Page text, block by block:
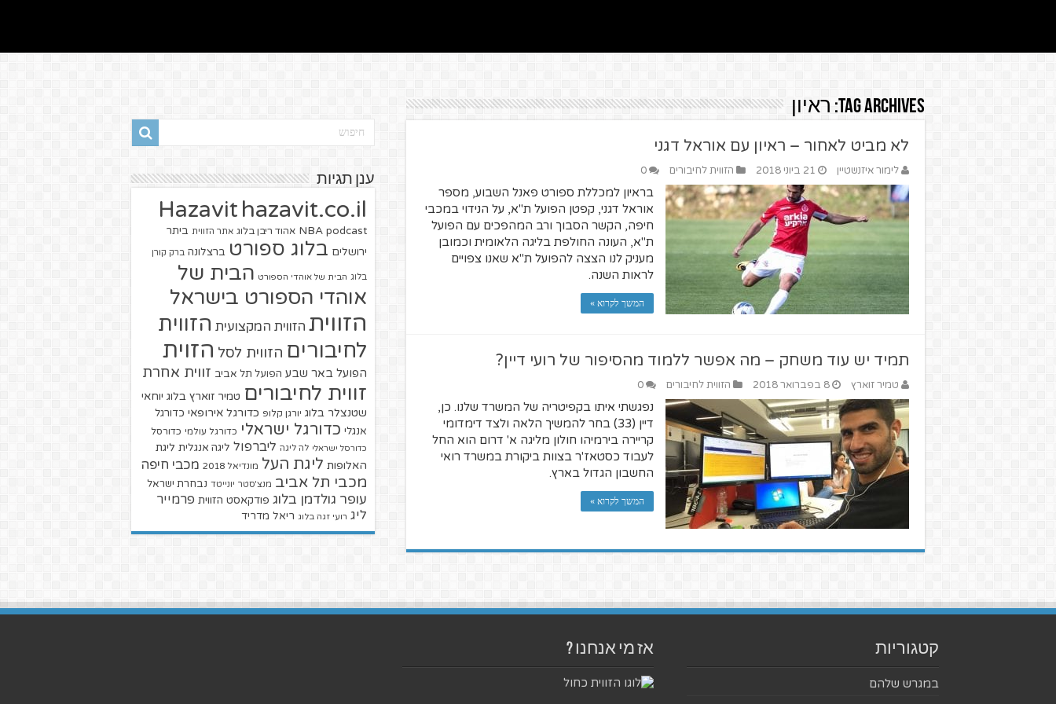
Tag Archives: ראיון
לא מביט לאחור – ראיון עם אוראל דגני
לימור איזנשטיין 21 ביוני 2018 הזווית לחיבורים 0
בראיון למכללת ספורט פאנל השבוע, מספר
אוראל דגני, קפטן הפועל ת"א, על הנידוי במכבי
חיפה, הקשר הסבוך ורב המהפכים עם הפועל
ת"א, העונה החולפת בליגה הלאומית וכמובן
מעניק לנו הצצה להפועל ת"א שאנו צפויים
לראות השנה.
המשך לקרוא »
תמיד יש עוד משחק – מה אפשר ללמוד מהסיפור של רועי דיין?
טמיר זוארץ 8 בפברואר 2018 הזווית לחיבורים 0
נפגשתי איתו בקפיטריה של המשרד שלנו. כן,
דיין (33) בחר להמשיך הלאה ולצד דימדומי
קריירה בירמיהו חולון מליגה א' דרום הוא החל
לעבוד כסטאז'ר בצוות ביקורת במשרד רואי
החשבון הגדול בארץ.
המשך לקרוא »
ענן תגיות
Hazavit hazavit.co.il
NBA podcast אהוד ריבן בלוג אתר הזווית ביתר
ירושלים בלוג ספורט ברצלונה ברק קורן
בלוג הבית של אוהדי הספורט הבית של
אוהדי הספורט בישראל
הזווית הזווית המקצועית הזווית
לחיבורים הזווית לסל הזוית
הפועל באר שבע הפועל תל אביב זווית אחרת
זווית לחיבורים טמיר זוארץ בלוג יוחאי
שטנצלר בלוג יורגן קלופ כדורגל אירופאי כדורגל
אנגלי כדורגל ישראלי כדורגל עולמי כדורסל
כדורסל ישראלי לה ליגה ליברפול ליגה אנגלית ליגת
האלופות ליגת העל מונדיאל 2018 מכבי חיפה
מכבי תל אביב מנצ'סטר יונייטד נבחרת ישראל
עופר גולדמן בלוג פודקאסט הזווית פרמייר
ליג רועי זגה בלוג ריאל מדריד
קטגוריות
במגרש שלהם
אז מי אנחנו ?